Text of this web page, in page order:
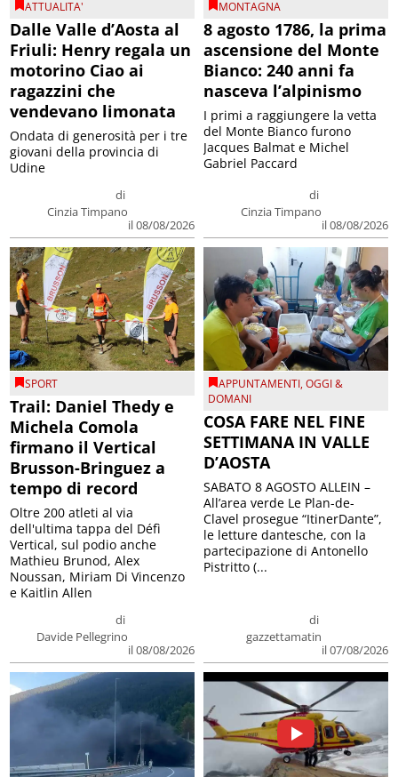
ATTUALITA'
Dalle Valle d’Aosta al
Friuli: Henry regala un
motorino Ciao ai
ragazzini che
vendevano limonata
di
Cinzia Timpano
il 08/08/2026
Ondata di generosità per i tre
giovani della provincia di
Udine
MONTAGNA
8 agosto 1786, la prima
ascensione del Monte
Bianco: 240 anni fa
nasceva l’alpinismo
di
Cinzia Timpano
il 08/08/2026
I primi a raggiungere la vetta
del Monte Bianco furono
Jacques Balmat e Michel
Gabriel Paccard
SPORT
Trail: Daniel Thedy e
Michela Comola
firmano il Vertical
Brusson-Bringuez a
tempo di record
di
Davide Pellegrino
il 08/08/2026
Oltre 200 atleti al via
dell'ultima tappa del Défì
Vertical, sul podio anche
Mathieu Brunod, Alex
Noussan, Miriam Di Vincenzo
e Kaitlin Allen
APPUNTAMENTI,OGGI &
DOMANI
COSA FARE NEL FINE
SETTIMANA IN VALLE
D’AOSTA
di
gazzettamatin
il 07/08/2026
SABATO 8 AGOSTO ALLEIN –
All’area verde Le Plan-de-
Clavel prosegue “ItinerDante”,
le letture dantesche, con la
partecipazione di Antonello
Pistritto (...